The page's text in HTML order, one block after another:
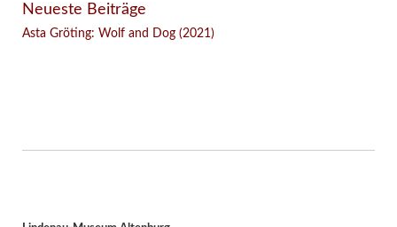
Neueste Beiträge
Asta Gröting: Wolf and Dog (2021)